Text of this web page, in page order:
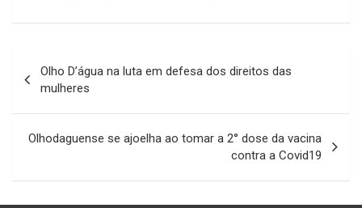
de
Post
Olho D’água na luta em defesa dos direitos das
mulheres
Olhodaguense se ajoelha ao tomar a 2° dose da vacina
contra a Covid19